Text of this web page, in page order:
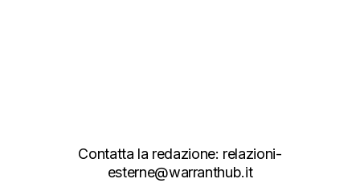
Contatta la redazione: relazioni-
esterne@warranthub.it